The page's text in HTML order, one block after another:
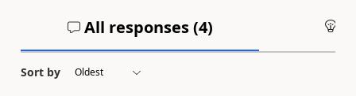
All responses (4)
Sort by